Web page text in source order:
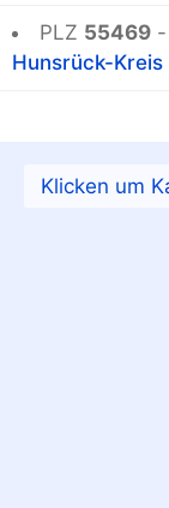
PLZ 55469 -
Hunsrück-Kreis